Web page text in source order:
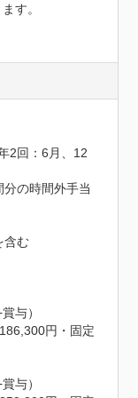
す。
2回：6月、12
の時間外手当
含む
与）
円・固定
与）